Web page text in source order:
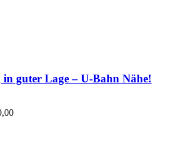
guter Lage – U-Bahn Nähe!